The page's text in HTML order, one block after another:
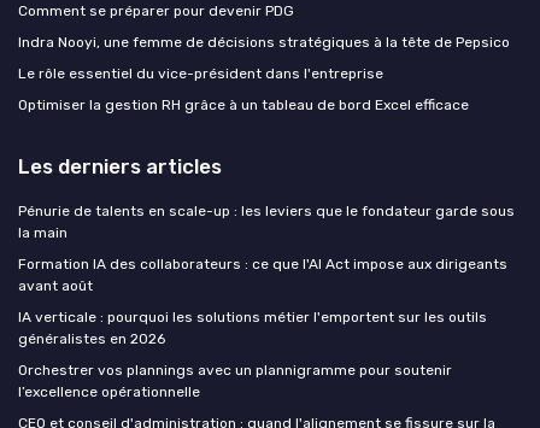
Comment se préparer pour devenir PDG
Indra Nooyi, une femme de décisions stratégiques à la tête de Pepsico
Le rôle essentiel du vice-président dans l'entreprise
Optimiser la gestion RH grâce à un tableau de bord Excel efficace
Les derniers articles
Pénurie de talents en scale-up : les leviers que le fondateur garde sous
la main
Formation IA des collaborateurs : ce que l'AI Act impose aux dirigeants
avant août
IA verticale : pourquoi les solutions métier l'emportent sur les outils
généralistes en 2026
Orchestrer vos plannings avec un plannigramme pour soutenir
l’excellence opérationnelle
CEO et conseil d'administration : quand l'alignement se fissure sur la